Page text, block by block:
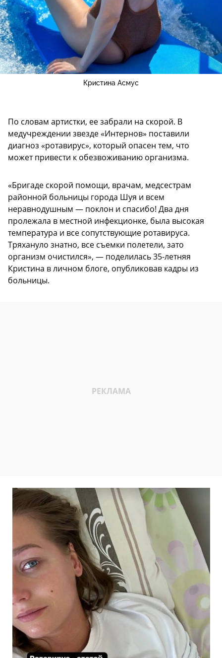
Кристина Асмус
По словам артистки, ее забрали на скорой. В
медучреждении звезде «Интернов» поставили
диагноз «ротавирус», который опасен тем, что
может привести к обезвоживанию организма.
«Бригаде скорой помощи, врачам, медсестрам
районной больницы города Шуя и всем
неравнодушным — поклон и спасибо! Два дня
пролежала в местной инфекционке, была высокая
температура и все сопутствующие ротавируса.
Тряхануло знатно, все съемки полетели, зато
организм очистился», — поделилась 35-летняя
Кристина в личном блоге, опубликовав кадры из
больницы.